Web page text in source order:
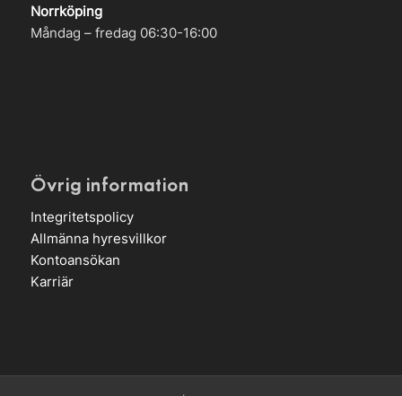
Norrköping
Måndag – fredag 06:30-16:00
Övrig information
Integritetspolicy
Allmänna hyresvillkor
Kontoansökan
Karriär